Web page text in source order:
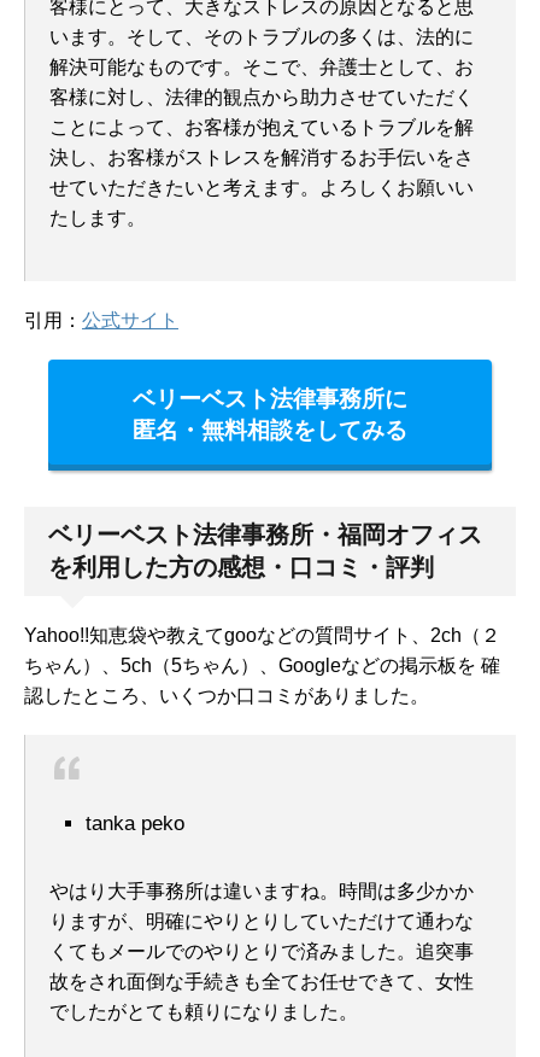
客様にとって、大きなストレスの原因となると思
います。そして、そのトラブルの多くは、法的に
解決可能なものです。そこで、弁護士として、お
客様に対し、法律的観点から助力させていただく
ことによって、お客様が抱えているトラブルを解
決し、お客様がストレスを解消するお手伝いをさ
せていただきたいと考えます。よろしくお願いい
たします。
引用： 公式サイト
ベリーベスト法律事務所に
匿名・無料相談をしてみる
ベリーベスト法律事務所・福岡オフィス
を利用した方の感想・口コミ・評判
Yahoo!!知恵袋や教えてgooなどの質問サイト、2ch（２
ちゃん）、5ch（5ちゃん）、Googleなどの掲示板を 確
認したところ、いくつか口コミがありました。
tanka peko
やはり大手事務所は違いますね。時間は多少かか
りますが、明確にやりとりしていただけて通わな
くてもメールでのやりとりで済みました。追突事
故をされ面倒な手続きも全てお任せできて、女性
でしたがとても頼りになりました。